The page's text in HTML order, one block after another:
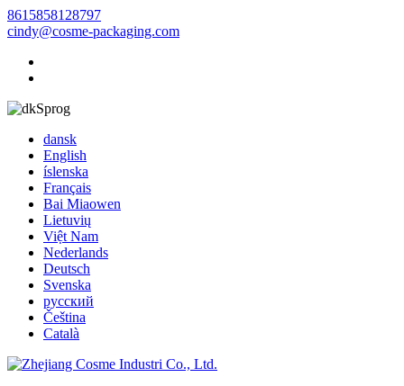
8615858128797
cindy@cosme-packaging.com
Sprog
dansk
English
íslenska
Français
Bai Miaowen
Lietuvių
Việt Nam
Nederlands
Deutsch
Svenska
русский
Čeština
Català